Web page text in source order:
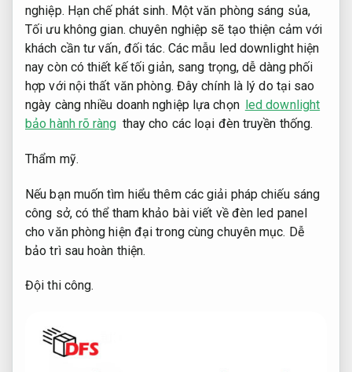
nghiệp. Hạn chế phát sinh. Một văn phòng sáng sủa,
Tối ưu không gian. chuyên nghiệp sẽ tạo thiện cảm với
khách cần tư vấn, đối tác. Các mẫu led downlight hiện
nay còn có thiết kế tối giản, sang trọng, dễ dàng phối
hợp với nội thất văn phòng. Đây chính là lý do tại sao
ngày càng nhiều doanh nghiệp lựa chọn led downlight
bảo hành rõ ràng thay cho các loại đèn truyền thống.
Thẩm mỹ.
Nếu bạn muốn tìm hiểu thêm các giải pháp chiếu sáng
công sở, có thể tham khảo bài viết về đèn led panel
cho văn phòng hiện đại trong cùng chuyên mục. Dễ
bảo trì sau hoàn thiện.
Đội thi công.